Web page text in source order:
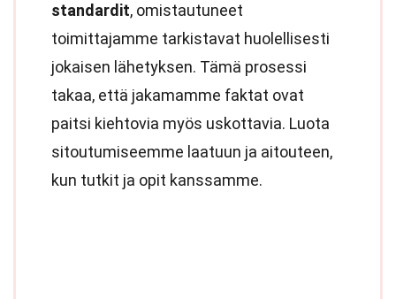
standardit, omistautuneet
toimittajamme tarkistavat huolellisesti
jokaisen lähetyksen. Tämä prosessi
takaa, että jakamamme faktat ovat
paitsi kiehtovia myös uskottavia. Luota
sitoutumiseemme laatuun ja aitouteen,
kun tutkit ja opit kanssamme.